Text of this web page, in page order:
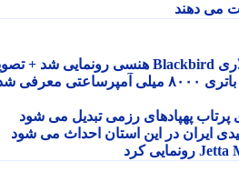
دهند
گوشی M8 Power پوکو با باتری ۸۰۰۰ میلی آمپرساعتی معرفی شد
پهپادهای رزمی تبدیل می شود
در این استان احداث می شود